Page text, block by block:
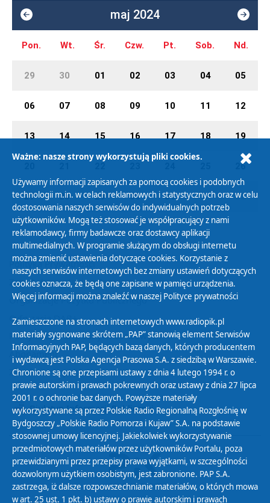
maj 2024
Pon. Wt. Śr. Czw. Pt. Sob. Nd.
29 30 01 02 03 04 05
06 07 08 09 10 11 12
13 14 15 16 17 18 19
26
27 28 29 30 31 01 02
Polityka Prywatności
Zasady korzystania z Serwisu
Organizacje Pożytku Publicznego
Cyfryzacja DAB+
Polityka ochrony danych osobowych
Abonament
Zamówienia publiczne
Biuletyn Informacji Publicznej
Ważne: nasze strony wykorzystują pliki cookies.
Używamy informacji zapisanych za pomocą cookies i podobnych
technologii m.in. w celach reklamowych i statystycznych oraz w celu
dostosowania naszych serwisów do indywidualnych potrzeb
użytkowników. Mogą też stosować je współpracujący z nami
reklamodawcy, firmy badawcze oraz dostawcy aplikacji
multimedialnych. W programie służącym do obsługi internetu
można zmienić ustawienia dotyczące cookies. Korzystanie z
naszych serwisów internetowych bez zmiany ustawień dotyczących
cookies oznacza, że będą one zapisane w pamięci urządzenia.
Więcej informacji można znaleźć w naszej Polityce prywatności
Zamieszczone na stronach internetowych www.radiopik.pl
materiały sygnowane skrótem „PAP” stanowią element Serwisów
Informacyjnych PAP, będących bazą danych, których producentem
i wydawcą jest Polska Agencja Prasowa S.A. z siedzibą w Warszawie.
Chronione są one przepisami ustawy z dnia 4 lutego 1994 r. o
prawie autorskim i prawach pokrewnych oraz ustawy z dnia 27 lipca
2001 r. o ochronie baz danych. Powyższe materiały
wykorzystywane są przez Polskie Radio Regionalną Rozgłośnię w
Bydgoszczy „Polskie Radio Pomorza i Kujaw” S.A. na podstawie
stosownej umowy licencyjnej. Jakiekolwiek wykorzystywanie
przedmiotowych materiałów przez użytkowników Portalu, poza
przewidzianymi przez przepisy prawa wyjątkami, w szczególności
dozwolonym użytkiem osobistym, jest zabronione. PAP S.A.
zastrzega, iż dalsze rozpowszechnianie materiałów, o których mowa
w art. 25 ust. 1 pkt. b) ustawy o prawie autorskim i prawach